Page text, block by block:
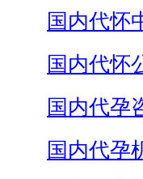
国内代怀
国内代怀
国内代孕
国内代孕